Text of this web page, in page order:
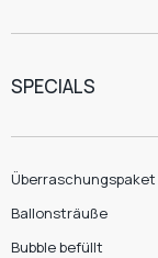
SPECIALS
Überraschungspaket
Ballonsträuße
Bubble befüllt